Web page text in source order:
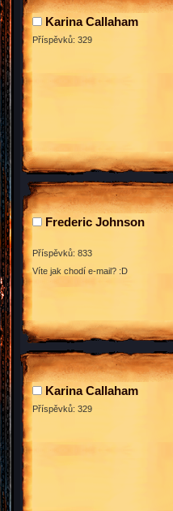
Karina Callaham
Příspěvků: 329
Frederic Johnson
Příspěvků: 833
Víte jak chodí e-mail? :D
Karina Callaham
Příspěvků: 329